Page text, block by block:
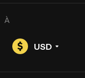
À
USD